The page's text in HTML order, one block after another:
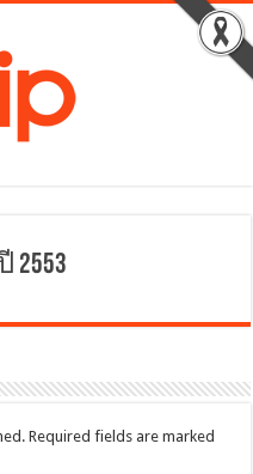
2553
Required fields are marked